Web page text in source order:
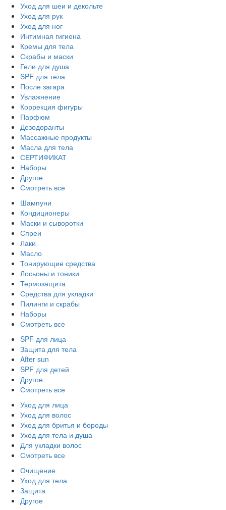
Уход для шеи и декольте
Уход для рук
Уход для ног
Интимная гигиена
Кремы для тела
Скрабы и маски
Гели для душа
SPF для тела
После загара
Увлажнение
Коррекция фигуры
Парфюм
Дезодоранты
Массажные продукты
Масла для тела
СЕРТИФИКАТ
Наборы
Другое
Смотреть все
Шампуни
Кондиционеры
Маски и сыворотки
Спреи
Лаки
Масло
Тонирующие средства
Лосьоны и тоники
Термозащита
Средства для укладки
Пилинги и скрабы
Наборы
Смотреть все
SPF для лица
Защита для тела
After sun
SPF для детей
Другое
Смотреть все
Уход для лица
Уход для волос
Уход для бритья и бороды
Уход для тела и душа
Для укладки волос
Смотреть все
Очищение
Уход для тела
Защита
Другое